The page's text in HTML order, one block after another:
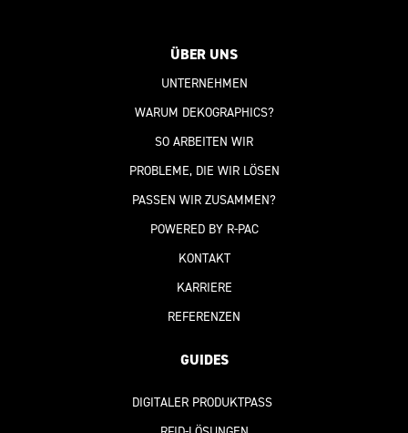
ÜBER UNS
UNTERNEHMEN
WARUM DEKOGRAPHICS?
SO ARBEITEN WIR
PROBLEME, DIE WIR LÖSEN
PASSEN WIR ZUSAMMEN?
POWERED BY R-PAC
KONTAKT
KARRIERE
REFERENZEN
GUIDES
DIGITALER PRODUKTPASS